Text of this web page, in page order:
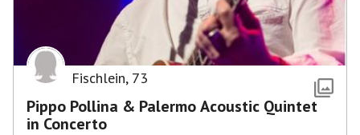
Fischlein, 73
Pippo Pollina & Palermo Acoustic Quintet
in Concerto